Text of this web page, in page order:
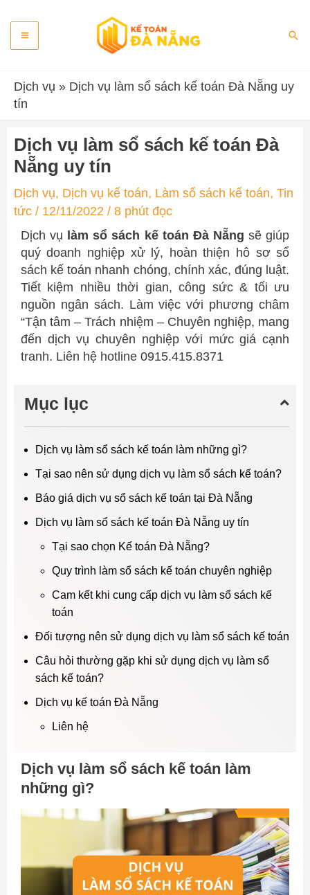
content
Main
Menu
Dịch vụ » Dịch vụ làm sổ sách kế toán Đà Nẵng uy
tín
Dịch vụ làm sổ sách kế toán Đà
Nẵng uy tín
Dịch vụ, Dịch vụ kế toán, Làm sổ sách kế toán, Tin
tức/ 12/11/2022 / 8 phút đọc
Dịch vụ làm sổ sách kế toán Đà Nẵngsẽ giúp
quý doanh nghiệp xử lý, hoàn thiện hô sơ sổ
sách kế toán nhanh chóng, chính xác, đúng luật.
Tiết kiệm nhiều thời gian, công sức & tối ưu
nguồn ngân sách. Làm việc với phương châm
“Tận tâm – Trách nhiệm – Chuyên nghiệp, mang
đến dịch vụ chuyên nghiệp với mức giá cạnh
tranh. Liên hệ hotline 0915.415.8371
Mục lục
Dịch vụ làm sổ sách kế toán làm những gì?
Tại sao nên sử dụng dịch vụ làm sổ sách kế toán?
Báo giá dịch vụ sổ sách kế toán tại Đà Nẵng
Dịch vụ làm sổ sách kế toán Đà Nẵng uy tín
Tại sao chọn Kế toán Đà Nẵng?
Quy trình làm sổ sách kế toán chuyên nghiệp
Cam kết khi cung cấp dịch vụ làm sổ sách kế
toán
Đối tượng nên sử dụng dịch vụ làm sổ sách kế toán
Câu hỏi thường gặp khi sử dụng dịch vụ làm sổ
sách kế toán?
Dịch vụ kế toán Đà Nẵng
Liên hệ
Dịch vụ làm sổ sách kế toán làm
những gì?